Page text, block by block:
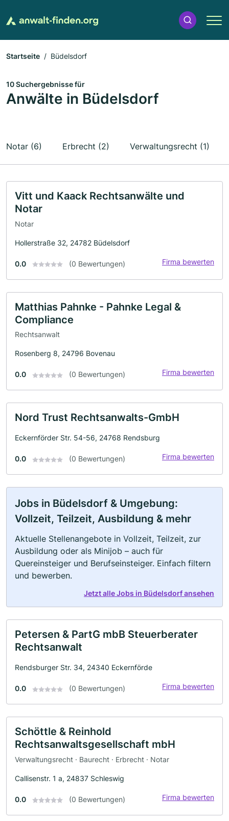
Startseite Büdelsdorf
10 Suchergebnisse für
Anwälte in Büdelsdorf
Notar (6) Erbrecht (2) Verwaltungsrecht (1)
Vitt und Kaack Rechtsanwälte und
Notar
Notar
Hollerstraße 32, 24782 Büdelsdorf
0.0 (0 Bewertungen) Firma bewerten
Matthias Pahnke - Pahnke Legal &
Compliance
Rechtsanwalt
Rosenberg 8, 24796 Bovenau
0.0 (0 Bewertungen) Firma bewerten
Nord Trust Rechtsanwalts-GmbH
Eckernförder Str. 54-56, 24768 Rendsburg
0.0 (0 Bewertungen) Firma bewerten
Jobs in Büdelsdorf & Umgebung:
Vollzeit, Teilzeit, Ausbildung & mehr
Aktuelle Stellenangebote in Vollzeit, Teilzeit, zur
Ausbildung oder als Minijob – auch für
Quereinsteiger und Berufseinsteiger. Einfach filtern
und bewerben.
Jetzt alle Jobs in Büdelsdorf ansehen
Petersen & PartG mbB Steuerberater
Rechtsanwalt
Rendsburger Str. 34, 24340 Eckernförde
0.0 (0 Bewertungen) Firma bewerten
Schöttle & Reinhold
Rechtsanwaltsgesellschaft mbH
Verwaltungsrecht · Baurecht · Erbrecht · Notar
Callisenstr. 1 a, 24837 Schleswig
0.0 (0 Bewertungen) Firma bewerten